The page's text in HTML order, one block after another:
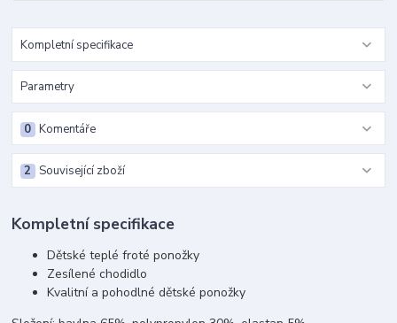
Kompletní specifikace
Parametry
Komentáře
0
Související zboží
2
Kompletní specifikace
Dětské teplé froté ponožky
Zesílené chodidlo
Kvalitní a pohodlné dětské ponožky